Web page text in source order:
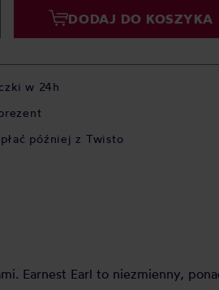
DODAJ DO KOSZYKA
w 24h
później z Twisto
Earnest Earl to niezmienny,